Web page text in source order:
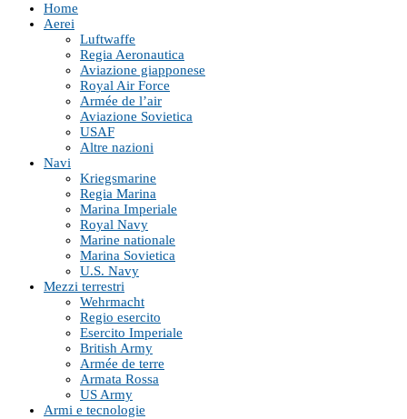
Home
Aerei
Luftwaffe
Regia Aeronautica
Aviazione giapponese
Royal Air Force
Armée de l’air
Aviazione Sovietica
USAF
Altre nazioni
Navi
Kriegsmarine
Regia Marina
Marina Imperiale
Royal Navy
Marine nationale
Marina Sovietica
U.S. Navy
Mezzi terrestri
Wehrmacht
Regio esercito
Esercito Imperiale
British Army
Armée de terre
Armata Rossa
US Army
Armi e tecnologie